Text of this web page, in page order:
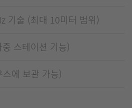
기술 (최대 10미터 범위)
스테이션 기능)
에 보관 가능)